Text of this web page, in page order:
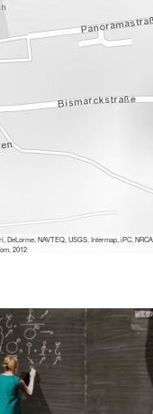
NAVTEQ, USGS, Intermap, iPC,
2012